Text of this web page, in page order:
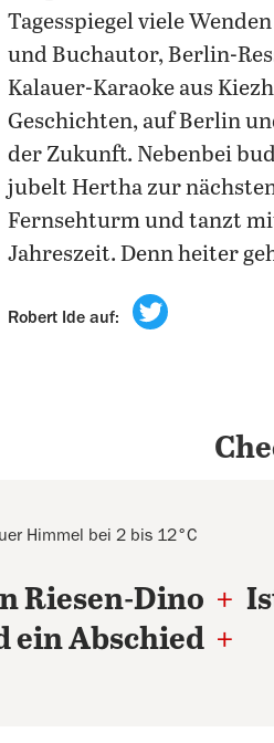
Tagesspiegel viele
und Buchautor, Berlin-
Kalauer-Karaoke aus
Geschichten, auf Berlin
der Zukunft. Nebenbei
jubelt Hertha zur
Fernsehturm und tanzt
Jahreszeit. Denn heiter
Robert Ide auf:
Himmel bei 2 bis 12°C
Riesen-Dino +
ein Abschied +